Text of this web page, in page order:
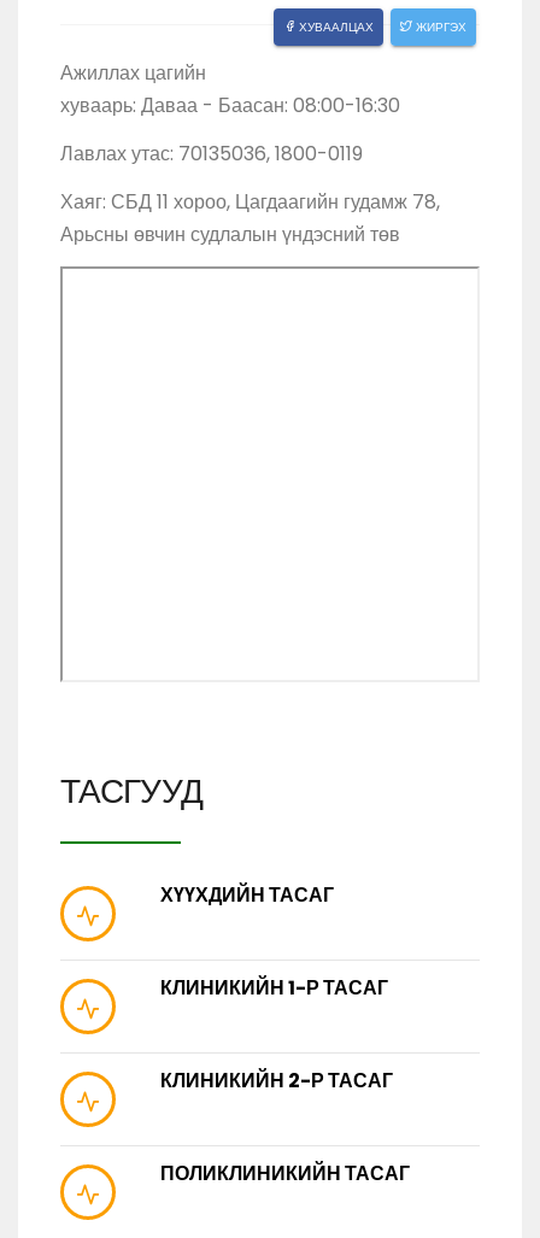
ХУВААЛЦАХ ЖИРГЭХ
Ажиллах цагийн
хуваарь: Даваа - Баасан: 08:00-16:30
Лавлах утас: 70135036, 1800-0119
Хаяг: СБД 11 хороо, Цагдаагийн гудамж 78,
Арьсны өвчин судлалын үндэсний төв
ТАСГУУД
ХҮҮХДИЙН ТАСАГ
КЛИНИКИЙН 1-Р ТАСАГ
КЛИНИКИЙН 2-Р ТАСАГ
ПОЛИКЛИНИКИЙН ТАСАГ